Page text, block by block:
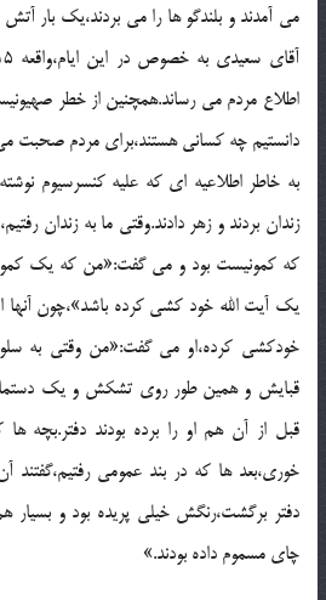
مي آمدند و بلندگو ها را مي بردند،يک بار
اطلاع مردم مي رساند.همچنين از خطر
دانستيم چه کساني هستند،براي مردم صحبت مي
به خاطر اطلاعيه اي که عليه کنسرسيوم نوشته
زندان بردند و زهر دادند.وقتي ما به زندان
که کمونيست بود و مي گفت:«من که يک
يک آيت الله خود کشي کرده باشد»،چون آنها
خودکشي کرده،او مي گفت:«من وقتي به
قبايش و همين طور روي تشکش و يک
قبل از آن هم او را برده بودند دفتر.بچه ها
خوري،بعد ها که در بند عمومي رفتيم،گفتند
دفتر برگشت،رنگش خيلي پريده بود و بسيار
چاي مسموم داده بودند.»